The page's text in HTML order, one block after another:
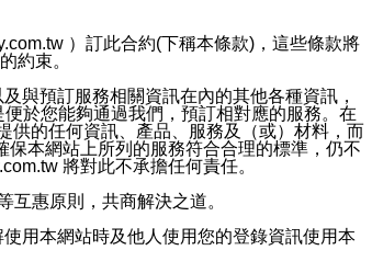
件所指示之方法、說明或功能連結，隨時
型訊息。
）訂此合約(下稱本條款)，這些條款將
約束。
與預訂服務相關資訊在內的其他各種資訊，
於您能夠通過我們，預訂相對應的服務。在
供的任何資訊、產品、服務及（或）材料，而
本網站上所列的服務符合合理的標準，仍不
將對此不承擔任何責任。
惠原則，共商解決之道。
用本網站時及他人使用您的登錄資訊使用本